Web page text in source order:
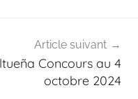
Article suivant
Concours au 4
octobre 2024